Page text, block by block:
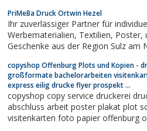
PriMeBa Druck Ortwin Hezel
Ihr zuverlässiger Partner für
Werbematerialien, Textilien, Poster, und indiviudelle Foto-
Geschenke aus der Region Sulz am
copyshop Offenburg Plots und Kopien -
großformate bachelorarbeiten
express eilig drucke flyer prospekt ...
copyshop copy service druckerei
abschluss arbeit poster plakat plot
visitenkarten foto papier offenburg